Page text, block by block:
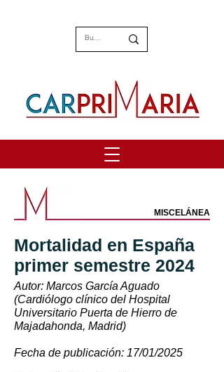
MISCELÁNEA
Mortalidad en España
primer semestre 2024
Autor: Marcos García Aguado
(Cardiólogo clínico del Hospital
Universitario Puerta de Hierro de
Majadahonda, Madrid)
Fecha de publicación: 17/01/2025